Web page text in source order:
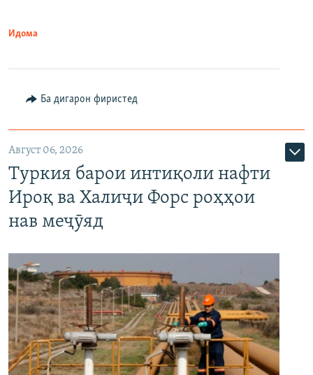
Идома
Ба дигарон фиристед
Август 06, 2026
Туркия барои интиқоли нафти
Ироқ ва Халиҷи Форс роҳҳои
нав меҷӯяд